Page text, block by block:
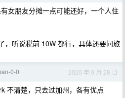
女朋友分摊一点可能还好，一个人住
，听说税前 10W 都行，具体还要问旅
0-0 2020 年 9 月 28 日
不清楚，只去过加州，各有优点